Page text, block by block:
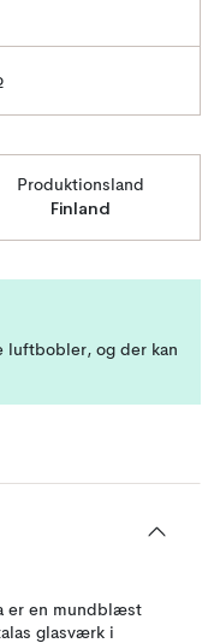
Produktionsland
Finland
luftbobler, og der kan
er en mundblæst
glasværk i